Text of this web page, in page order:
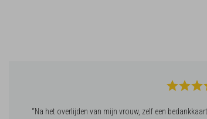
“Na het overlijden van mijn vrouw, zelf een